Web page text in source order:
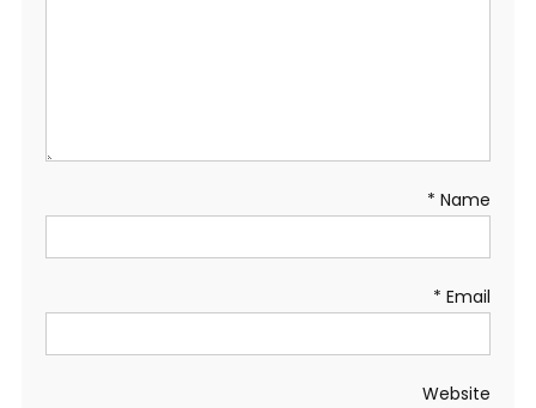
Name
*
Email
*
Website